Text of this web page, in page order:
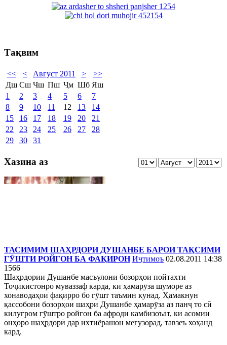
Тақвим
<< < Август 2011 >
>>
Дш Сш Чш Пш Ҷм Шб Яш
1
2 3 4 5 6
7
8
9 10 11 12 13
14
15
16 17 18 19 20
21
22
23 24 25 26 27
28
29
30 31
Хазина аз
ТАСИМИМ ШАҲРДОРИ ДУШАНБЕ БАРОИ ТАҚСИМИ
ГӮШТИ РОЙГОН БА ФАҚИРОН Иҷтимоъ 02.08.2011 14:38
1566
Шаҳрдории Душанбе масъулони бозорҳои пойтахти
Тоҷикистонро муваззаф карда, ки ҳамарӯза шуморе аз
хонаводаҳои фақирро бо гӯшт таъмин кунад. Ҳамакнун
қассобони бозорҳои шаҳри Душанбе ҳамарӯза аз панҷ то сӣ
килугром гӯштро ройгон ба афроди камбизоъат, ки асомии
онҳоро шаҳрдорӣ дар ихтиёрашон мегузорад, тавзеъ хоҳанд
кард.